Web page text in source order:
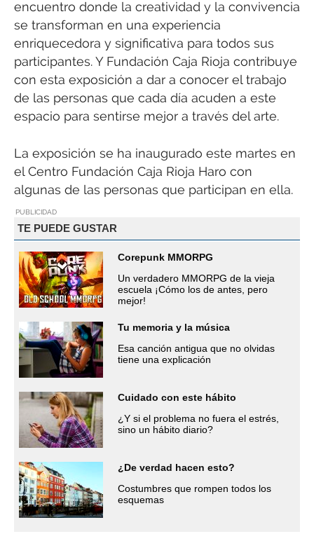
encuentro donde la creatividad y la convivencia
se transforman en una experiencia
enriquecedora y significativa para todos sus
participantes. Y Fundación Caja Rioja contribuye
con esta exposición a dar a conocer el trabajo
de las personas que cada día acuden a este
espacio para sentirse mejor a través del arte.
La exposición se ha inaugurado este martes en
el Centro Fundación Caja Rioja Haro con
algunas de las personas que participan en ella.
PUBLICIDAD
TE PUEDE GUSTAR
Corepunk MMORPG
Un verdadero MMORPG de la vieja
escuela ¡Cómo los de antes, pero
mejor!
Tu memoria y la música
Esa canción antigua que no olvidas
tiene una explicación
Cuidado con este hábito
¿Y si el problema no fuera el estrés,
sino un hábito diario?
¿De verdad hacen esto?
Costumbres que rompen todos los
esquemas